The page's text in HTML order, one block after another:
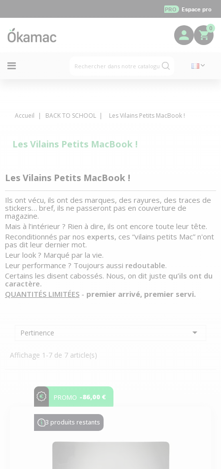
PRO Espace pro
0
Accueil BACK TO SCHOOL Les Vilains Petits MacBook !
Les Vilains Petits MacBook !
Les Vilains Petits MacBook !
Ils ont vécu, ils ont des marques, des rayures, des traces de
stickers… bref, ils ne passeront pas en couverture de
magazine.
Mais à l’intérieur ? Rien à dire, ils ont encore toute leur tête.
Reconditionnés par nos experts, ces “vilains petits Mac” n'ont
pas dit leur dernier mot.
Leur look ? Marqué par la vie.
Leur performance ? Toujours aussi redoutable.
Certains les disent cabossés. Nous, on dit juste qu’ils ont du
caractère.
QUANTITÉS LIMITÉES - premier arrivé, premier servi.
Pertinence 
Affichage 1-7 de 7 article(s)
PROMO -86,00 €
3 produits restants